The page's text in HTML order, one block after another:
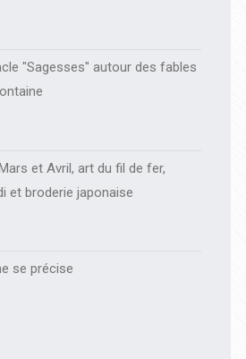
"Sagesses" autour des fables
et Avril, art du fil de fer,
et broderie japonaise
se précise